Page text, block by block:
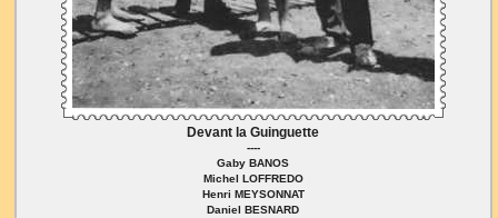
Devant la Guinguette
----
Gaby BANOS
Michel LOFFREDO
Henri MEYSONNAT
Daniel BESNARD